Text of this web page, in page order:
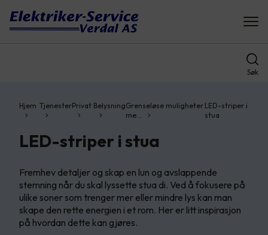
Søk
Hjem TjenesterPrivat BelysningGrenseløse muligheter
me…
LED-striper i
stua
LED-striper i stua
Fremhev detaljer og skap en lun og avslappende
stemning når du skal lyssette stua di. Ved å fokusere på
ulike soner som trenger mer eller mindre lys kan man
skape den rette energien i et rom. Her er litt inspirasjon
på hvordan dette kan gjøres.